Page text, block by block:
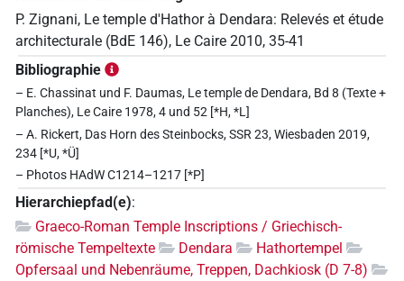
P. Zignani, Le temple d'Hathor à Dendara: Relevés et étude
architecturale (BdE 146), Le Caire 2010, 35-41
Bibliographie
– E. Chassinat und F. Daumas, Le temple de Dendara, Bd 8 (Texte +
Planches), Le Caire 1978, 4 und 52 [*H, *L]
– A. Rickert, Das Horn des Steinbocks, SSR 23, Wiesbaden 2019,
234 [*U, *Ü]
– Photos HAdW C1214–1217 [*P]
Hierarchiepfad(e):
Graeco-Roman Temple Inscriptions / Griechisch-
römische Tempeltexte
Dendara
Hathortempel
Opfersaal und Nebenräume, Treppen, Dachkiosk (D 7-8)